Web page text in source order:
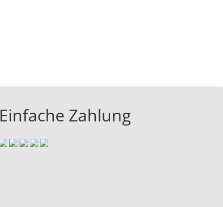
Einfache Zahlung